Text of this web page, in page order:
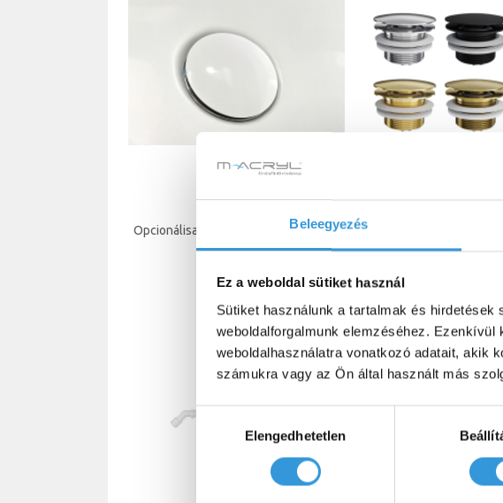
Beleegyezés
Ez a weboldal sütiket használ
Sütiket használunk a tartalmak és
weboldalforgalmunk elemzéséhez.
weboldalhasználatra vonatkozó adatait, akik
számukra vagy az Ön által használt más
Hozzájárulás
kiválasztásaElengedhetetlen
Opcionálisan választható lefolyó tető